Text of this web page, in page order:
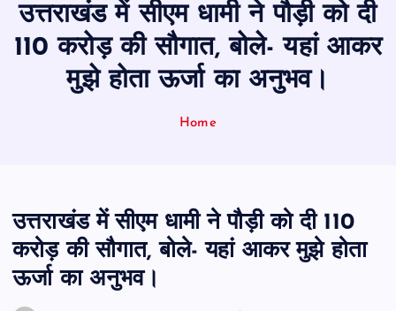
उत्तराखंड में सीएम धामी ने पौड़ी को दी
110 करोड़ की सौगात, बोले- यहां आकर
मुझे होता ऊर्जा का अनुभव।
Home
उत्तराखंड में सीएम धामी ने पौड़ी को दी 110
करोड़ की सौगात, बोले- यहां आकर मुझे होता
ऊर्जा का अनुभव।